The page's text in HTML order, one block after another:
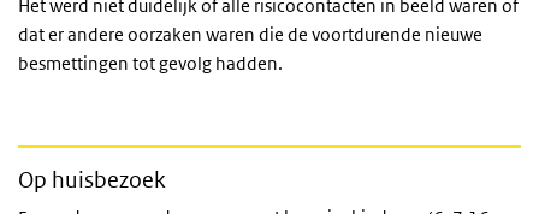
Het werd niet duidelijk of alle risicocontacten in beeld waren of
dat er andere oorzaken waren die de voortdurende nieuwe
besmettingen tot gevolg hadden.
Op huisbezoek